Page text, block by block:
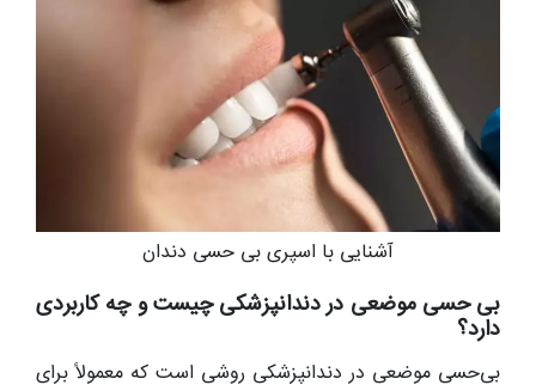
آشنایی با اسپری بی حسی دندان
بی حسی موضعی در دندانپزشکی چیست و چه کاربردی
دارد؟
بی‌حسی موضعی در دندانپزشکی روشی است که معمولاً برای